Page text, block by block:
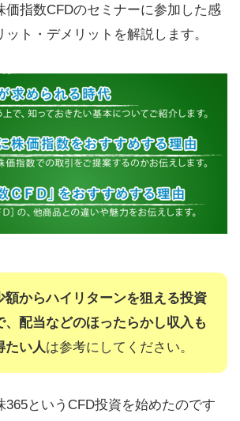
価指数CFDのセミナーに参加した感
ト・デメリットを解説します。
額からハイリターンを狙える投資
、配当などのほったらかし収入も
たい人は参考にしてください。
365というCFD投資を始めたのです